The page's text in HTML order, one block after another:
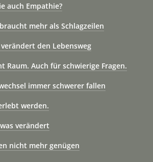
auch Empathie?
mehr als Schlagzeilen
den Lebensweg
Raum. Auch für schwierige Fragen.
immer schwerer fallen
werden.
verändert
nicht mehr genügen